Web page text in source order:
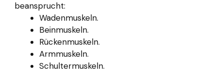
beansprucht:
Wadenmuskeln.
Beinmuskeln.
Rückenmuskeln.
Armmuskeln.
Schultermuskeln.